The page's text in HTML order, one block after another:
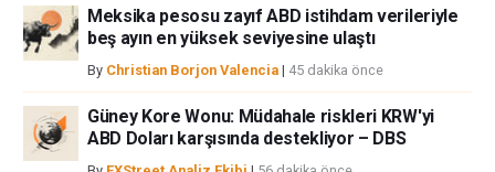
Meksika pesosu zayıf ABD istihdam verileriyle
beş ayın en yüksek seviyesine ulaştı
By Christian Borjon Valencia | 45 dakika önce
Güney Kore Wonu: Müdahale riskleri KRW'yi
ABD Doları karşısında destekliyor – DBS